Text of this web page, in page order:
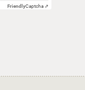
FriendlyCaptcha ⇗